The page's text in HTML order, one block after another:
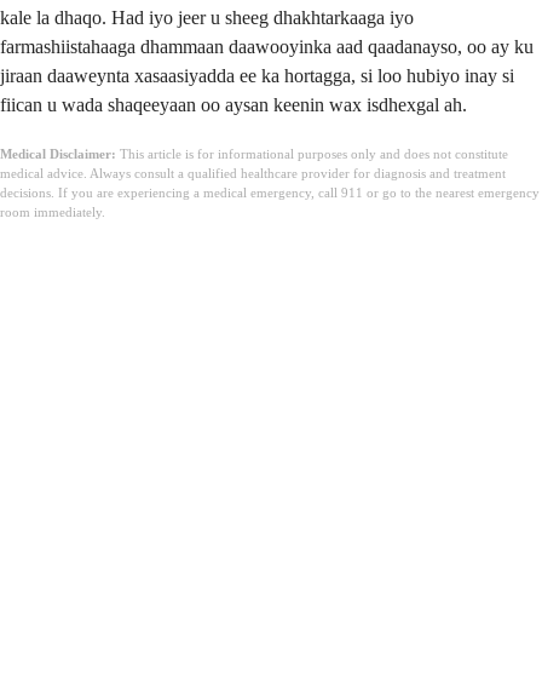
kale la dhaqo. Had iyo jeer u sheeg dhakhtarkaaga iyo
farmashiistahaaga dhammaan daawooyinka aad qaadanayso, oo ay ku
jiraan daaweynta xasaasiyadda ee ka hortagga, si loo hubiyo inay si
fiican u wada shaqeeyaan oo aysan keenin wax isdhexgal ah.
Medical Disclaimer: This article is for informational purposes only and does not constitute
medical advice. Always consult a qualified healthcare provider for diagnosis and treatment
decisions. If you are experiencing a medical emergency, call 911 or go to the nearest emergency
room immediately.